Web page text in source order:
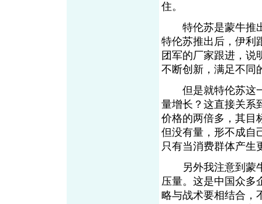
住。
特伦苏是蒙牛推出
特伦苏推出后，伊利
团军的厂家跟进，说
不断创新，满足不同
但是就特伦苏这一
量增长？这直接关系
价格的两倍多，其目
但没有量，形不成自
只有当消费群体产生
另外我注意到蒙牛
压量。这是中国众
略与战术要相结合，